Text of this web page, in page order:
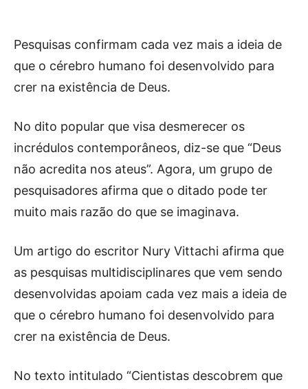
Pesquisas confirmam cada vez mais a ideia de
que o cérebro humano foi desenvolvido para
crer na existência de Deus.
No dito popular que visa desmerecer os
incrédulos contemporâneos, diz-se que “Deus
não acredita nos ateus”. Agora, um grupo de
pesquisadores afirma que o ditado pode ter
muito mais razão do que se imaginava.
Um artigo do escritor Nury Vittachi afirma que
as pesquisas multidisciplinares que vem sendo
desenvolvidas apoiam cada vez mais a ideia de
que o cérebro humano foi desenvolvido para
crer na existência de Deus.
No texto intitulado “Cientistas descobrem que